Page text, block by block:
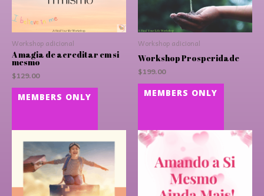
Workshop adicional
A magia de acreditar em si
mesmo
$129.00
MEMBERS ONLY
Workshop adicional
Workshop Prosperidade
$199.00
MEMBERS ONLY